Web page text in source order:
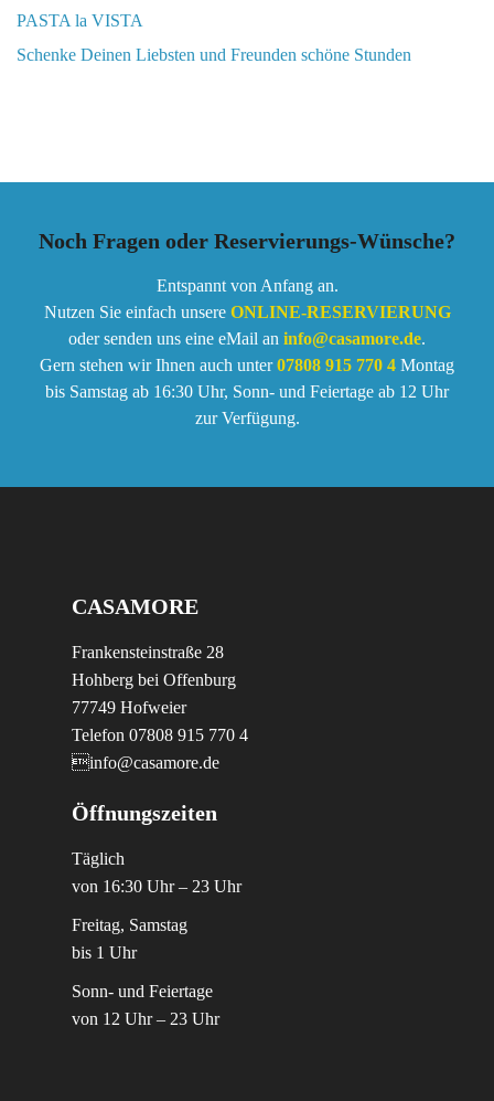
PASTA la VISTA
Schenke Deinen Liebsten und Freunden schöne Stunden
Noch Fragen oder Reservierungs-Wünsche?
Entspannt von Anfang an.
Nutzen Sie einfach unsere ONLINE-RESERVIERUNG
oder senden uns eine eMail an info@casamore.de.
Gern stehen wir Ihnen auch unter07808 915 770 4 Montag
bis Samstag ab 16:30 Uhr, Sonn- und Feiertage ab 12 Uhr
zur Verfügung.
CASAMORE
Frankensteinstraße 28
Hohberg bei Offenburg
77749 Hofweier
Telefon 07808 915 770 4
info@casamore.de
Öffnungszeiten
Täglich
von 16:30 Uhr – 23 Uhr
Freitag, Samstag
bis 1 Uhr
Sonn- und Feiertage
von 12 Uhr – 23 Uhr